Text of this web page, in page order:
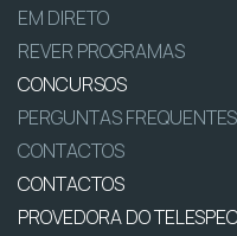
EM DIRETO
REVER PROGRAMAS
CONCURSOS
PERGUNTAS FREQUENTES
CONTACTOS
CONTACTOS
PROVEDORA DO